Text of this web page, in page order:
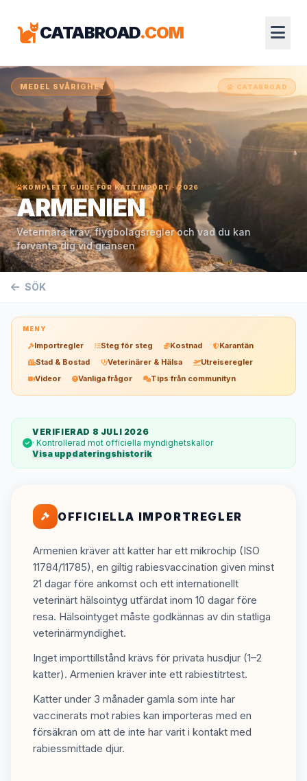
CATABROAD.COM
MEDEL SVÅRIGHET CATABROAD
KOMPLETT GUIDE FÖR KATTIMPORT · 2026
ARMENIEN
Veterinära krav, flygbolagsregler och vad du kan
förvänta dig vid gränsen
SÖK
MENY
Importregler Steg för steg Kostnad
Karantän
Stad & Bostad
Veterinärer & Hälsa
Utreiseregler
Videor
Vanliga frågor Tips från communityn
VERIFIERAD 8 JULI 2026
· Kontrollerad mot officiella myndighetskallor
Visa uppdateringshistorik
OFFICIELLA IMPORTREGLER
Armenien kräver att katter har ett mikrochip (ISO
11784/11785), en giltig rabiesvaccination given minst
21 dagar före ankomst och ett internationellt
veterinärt hälsointyg utfärdat inom 10 dagar före
resa. Hälsointyget måste godkännas av din statliga
veterinärmyndighet.
Inget importtillstånd krävs för privata husdjur (1–2
katter). Armenien kräver inte ett rabiestitrtest.
Katter under 3 månader gamla som inte har
vaccinerats mot rabies kan importeras med en
försäkran om att de inte har varit i kontakt med
rabiessmittade djur.